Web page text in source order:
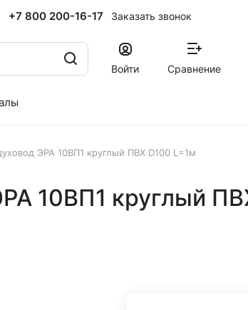
+7 800 200-16-17 Заказать звонок
Войти Сравнение
ЭРА 10ВП1 круглый ПВХ D100 L=1м
10ВП1 круглый